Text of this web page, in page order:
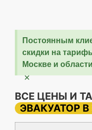
Постоянным
скидки на
Москве и
×
ВСЕ ЦЕНЫ И
ЭВАКУАТОР